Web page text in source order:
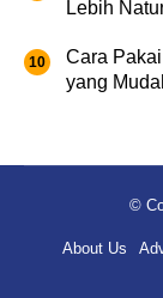
Lebih
Cara
yang
©
About Us